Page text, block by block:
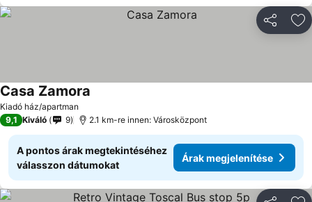
Kiadó ház/apartman
Casa Zamora
9,1 Kiváló 9 2.1 km-re innen: Városközpont
A pontos árak megtekintéséhez
válasszon dátumokat
Árak megjelenítése